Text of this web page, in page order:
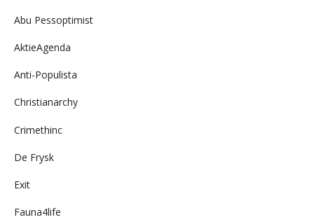
Abu Pessoptimist
AktieAgenda
Anti-Populista
Christianarchy
Crimethinc
De Frysk
Exit
Fauna4life